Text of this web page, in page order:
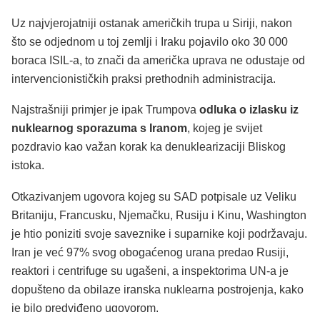
Uz najvjerojatniji ostanak američkih trupa u Siriji, nakon
što se odjednom u toj zemlji i Iraku pojavilo oko 30 000
boraca ISIL-a, to znači da američka uprava ne odustaje od
intervencionističkih praksi prethodnih administracija.
Najstrašniji primjer je ipak Trumpova odluka o izlasku iz
nuklearnog sporazuma s Iranom, kojeg je svijet
pozdravio kao važan korak ka denuklearizaciji Bliskog
istoka.
Otkazivanjem ugovora kojeg su SAD potpisale uz Veliku
Britaniju, Francusku, Njemačku, Rusiju i Kinu, Washington
je htio poniziti svoje saveznike i suparnike koji podržavaju.
Iran je već 97% svog obogaćenog urana predao Rusiji,
reaktori i centrifuge su ugašeni, a inspektorima UN-a je
dopušteno da obilaze iranska nuklearna postrojenja, kako
je bilo predviđeno ugovorom.